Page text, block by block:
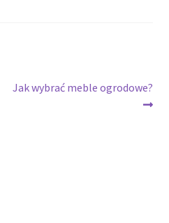
Następny
Jak wybrać meble ogrodowe?